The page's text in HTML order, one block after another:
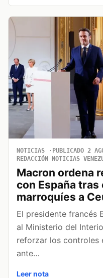
NOTICIAS PUBLICADO 2
REDACCIÓN NOTICIAS
Macron ordena
con España
marroquíes a
El presidente francés
al Ministerio del
reforzar los controles
ante…
Leer nota